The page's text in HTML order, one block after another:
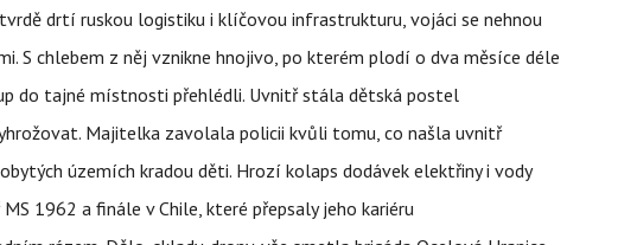
drtí ruskou logistiku i klíčovou infrastrukturu, vojáci se nehnou
S chlebem z něj vznikne hnojivo, po kterém plodí o dva měsíce déle
do tajné místnosti přehlédli. Uvnitř stála dětská postel
Majitelka zavolala policii kvůli tomu, co našla uvnitř
územích kradou děti. Hrozí kolaps dodávek elektřiny i vody
1962 a finále v Chile, které přepsaly jeho kariéru